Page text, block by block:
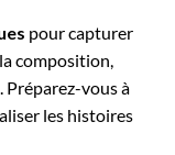
pour capturer
la composition,
Préparez-vous à
les histoires